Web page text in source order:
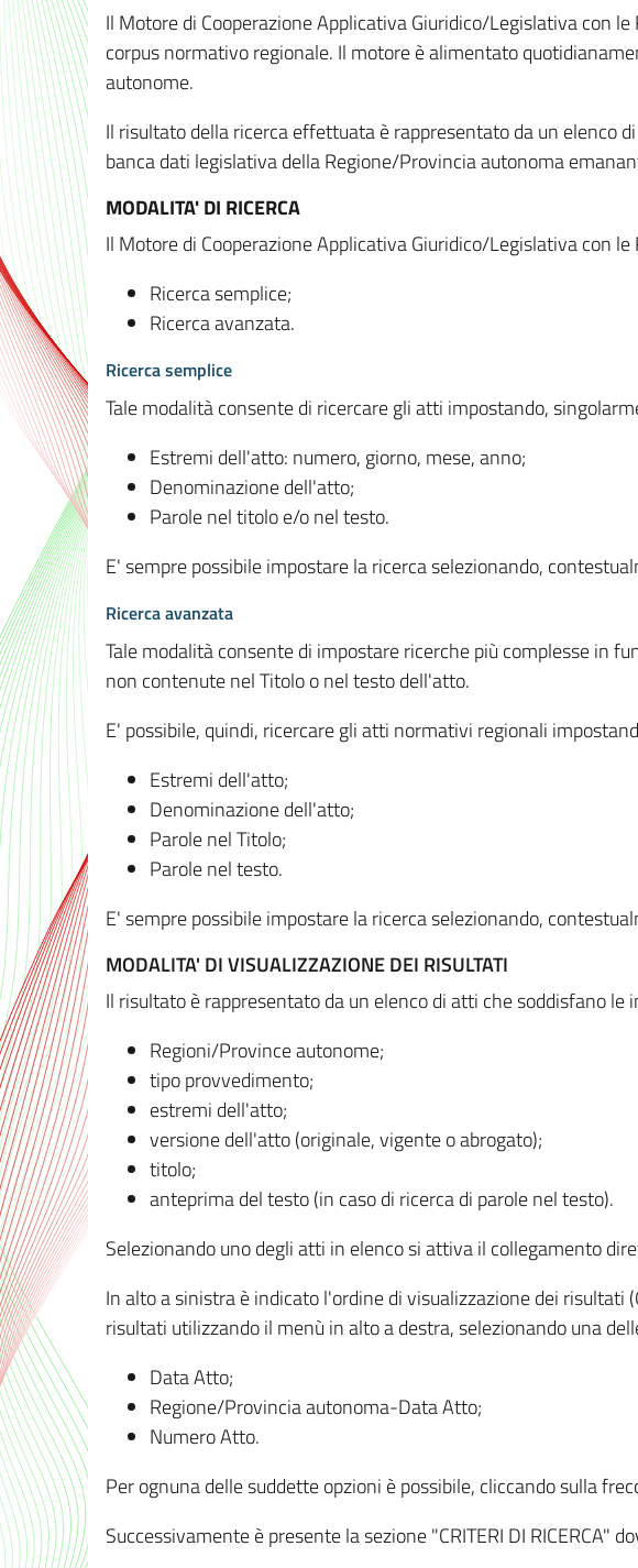
Il Motore di Cooperazione Applicativa Giuridico/Legislativa con
corpus normativo regionale. Il motore è alimentato
autonome.
Il risultato della ricerca effettuata è rappresentato da un elenco
banca dati legislativa della Regione/Provincia autonoma
MODALITA' DI RICERCA
Il Motore di Cooperazione Applicativa Giuridico/Legislativa con
Ricerca semplice;
Ricerca avanzata.
Ricerca semplice
Tale modalità consente di ricercare gli atti impostando,
Estremi dell'atto: numero, giorno, mese, anno;
Denominazione dell'atto;
Parole nel titolo e/o nel testo.
E' sempre possibile impostare la ricerca selezionando,
Ricerca avanzata
Tale modalità consente di impostare ricerche più complesse in
non contenute nel Titolo o nel testo dell'atto.
E' possibile, quindi, ricercare gli atti normativi regionali
Estremi dell'atto;
Denominazione dell'atto;
Parole nel Titolo;
Parole nel testo.
E' sempre possibile impostare la ricerca selezionando,
MODALITA' DI VISUALIZZAZIONE DEI RISULTATI
Il risultato è rappresentato da un elenco di atti che soddisfano
Regioni/Province autonome;
tipo provvedimento;
estremi dell'atto;
versione dell'atto (originale, vigente o abrogato);
titolo;
anteprima del testo (in caso di ricerca di parole nel testo).
Selezionando uno degli atti in elenco si attiva il collegamento
In alto a sinistra è indicato l'ordine di visualizzazione dei risultati
risultati utilizzando il menù in alto a destra, selezionando una
Data Atto;
Regione/Provincia autonoma-Data Atto;
Numero Atto.
Per ognuna delle suddette opzioni è possibile, cliccando sulla
Successivamente è presente la sezione "CRITERI DI RICERCA"